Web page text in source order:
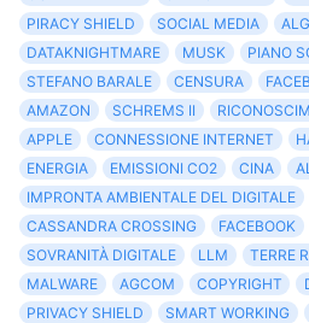
PIRACY SHIELD
SOCIAL MEDIA
DATAKNIGHTMARE
MUSK
PIANO
STEFANO BARALE
CENSURA
AMAZON
SCHREMS II
APPLE
CONNESSIONE INTERNET
ENERGIA
EMISSIONI CO2 CINA
IMPRONTA AMBIENTALE DEL DIGITALE
CASSANDRA CROSSING
FACEBOOK
SOVRANITÀ DIGITALE
LLM TERRE
MALWARE
AGCOM COPYRIGHT
PRIVACY SHIELD
SMART WORKING